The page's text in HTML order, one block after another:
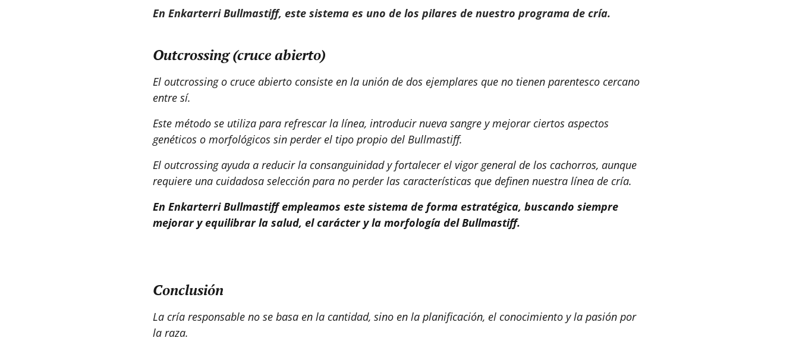
En Enkarterri Bullmastiff, este sistema es uno de los pilares de nuestro programa de cría.
Outcrossing (cruce abierto)
El outcrossing o cruce abierto consiste en la unión de dos ejemplares que no tienen parentesco cercano
entre sí.
Este método se utiliza para refrescar la línea, introducir nueva sangre y mejorar ciertos aspectos
genéticos o morfológicos sin perder el tipo propio del Bullmastiff.
El outcrossing ayuda a reducir la consanguinidad y fortalecer el vigor general de los cachorros, aunque
requiere una cuidadosa selección para no perder las características que definen nuestra línea de cría.
En Enkarterri Bullmastiff empleamos este sistema de forma estratégica, buscando siempre
mejorar y equilibrar la salud, el carácter y la morfología del Bullmastiff.
Conclusión
La cría responsable no se basa en la cantidad, sino en la planificación, el conocimiento y la pasión por
la raza.